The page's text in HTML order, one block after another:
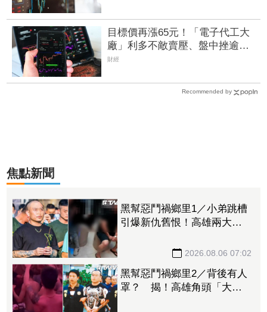
目標價再漲65元！「電子代工大
廠」利多不敵賣壓、盤中挫逾
1% 鴻準攻漲停逾1.3萬張買單
財經
Recommended by
焦點新聞
黑幫惡鬥禍鄉里1／小弟跳槽
引爆新仇舊恨！高雄兩大角
2026.08.06 07:02
黑幫惡鬥禍鄉里2／背後有人
罩？ 揭！高雄角頭「大漢